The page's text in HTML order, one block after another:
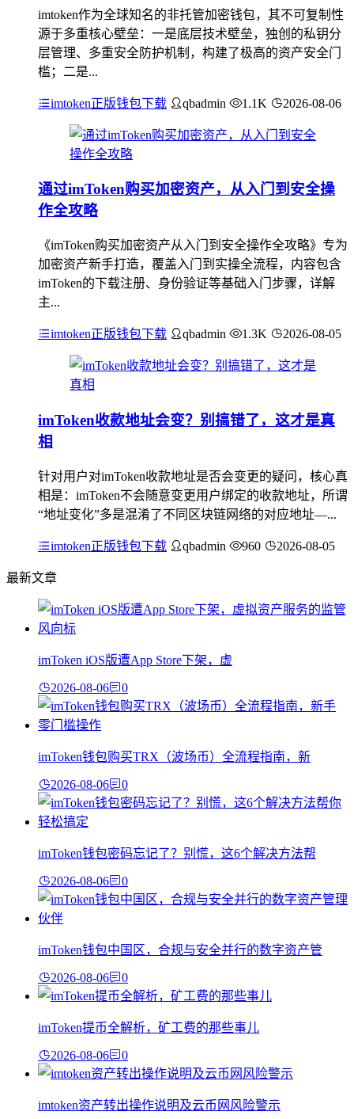
imtoken作为全球知名的非托管加密钱包，其不可复制性
源于多重核心壁垒：一是底层技术壁垒，独创的私钥分
层管理、多重安全防护机制，构建了极高的资产安全门
槛；二是...
imtoken正版钱包下载 qbadmin 1.1K 2026-08-06
通过imToken购买加密资产，从入门到安全操
作全攻略
《imToken购买加密资产从入门到安全操作全攻略》专为
加密资产新手打造，覆盖入门到实操全流程，内容包含
imToken的下载注册、身份验证等基础入门步骤，详解
主...
imtoken正版钱包下载 qbadmin 1.3K 2026-08-05
imToken收款地址会变？别搞错了，这才是真
相
针对用户对imToken收款地址是否会变更的疑问，核心真
相是：imToken不会随意变更用户绑定的收款地址，所谓
“地址变化”多是混淆了不同区块链网络的对应地址—...
imtoken正版钱包下载 qbadmin 960 2026-08-05
最新文章
imToken iOS版遭App Store下架，虚
2026-08-06 0
imToken钱包购买TRX（波场币）全流程指南，新
2026-08-06 0
imToken钱包密码忘记了？别慌，这6个解决方法帮
2026-08-06 0
imToken钱包中国区，合规与安全并行的数字资产管
2026-08-06 0
imToken提币全解析，矿工费的那些事儿
2026-08-06 0
imtoken资产转出操作说明及云币网风险警示